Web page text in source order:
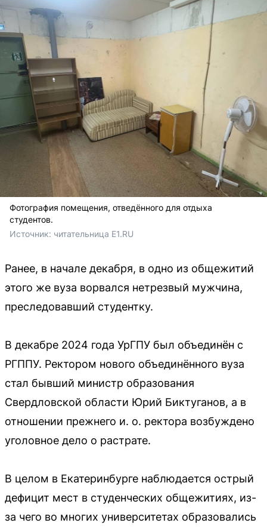
Фотография помещения, отведённого для отдыха
студентов.
Источник: читательница E1.RU
Ранее, в начале декабря, в одно из общежитий
этого же вуза ворвался нетрезвый мужчина,
преследовавший студентку.
В декабре 2024 года УрГПУ был объединён с
РГППУ. Ректором нового объединённого вуза
стал бывший министр образования
Свердловской области Юрий Биктуганов, а в
отношении прежнего и. о. ректора возбуждено
уголовное дело о растрате.
В целом в Екатеринбурге наблюдается острый
дефицит мест в студенческих общежитиях, из-
за чего во многих университетах образовались